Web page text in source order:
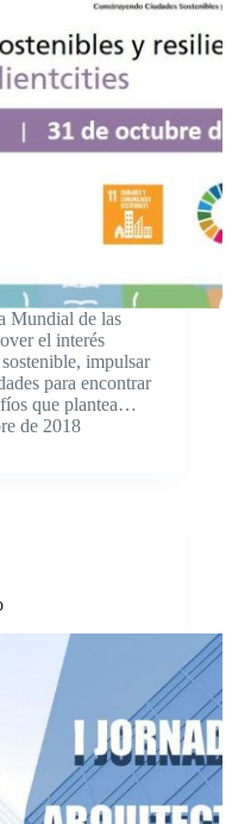
Mundial de las
el interés
impulsar
para encontrar
que plantea…
de 2018